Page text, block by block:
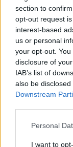
section to
opt-out request
interest-based
us or personal
your opt-out.
disclosure of
IAB’s list of
also be
Downstream
Please note that
not limited to
Personal
I want to